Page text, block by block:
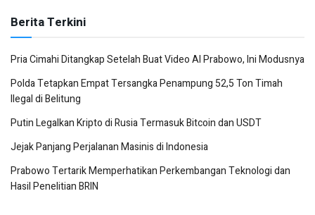
Berita Terkini
Pria Cimahi Ditangkap Setelah Buat Video AI Prabowo, Ini Modusnya
Polda Tetapkan Empat Tersangka Penampung 52,5 Ton Timah
Ilegal di Belitung
Putin Legalkan Kripto di Rusia Termasuk Bitcoin dan USDT
Jejak Panjang Perjalanan Masinis di Indonesia
Prabowo Tertarik Memperhatikan Perkembangan Teknologi dan
Hasil Penelitian BRIN